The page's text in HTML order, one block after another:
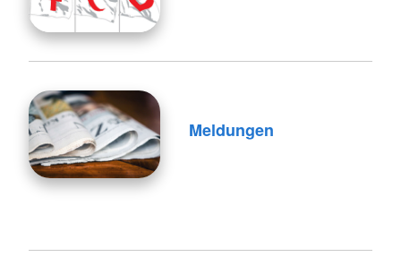
Meldungen